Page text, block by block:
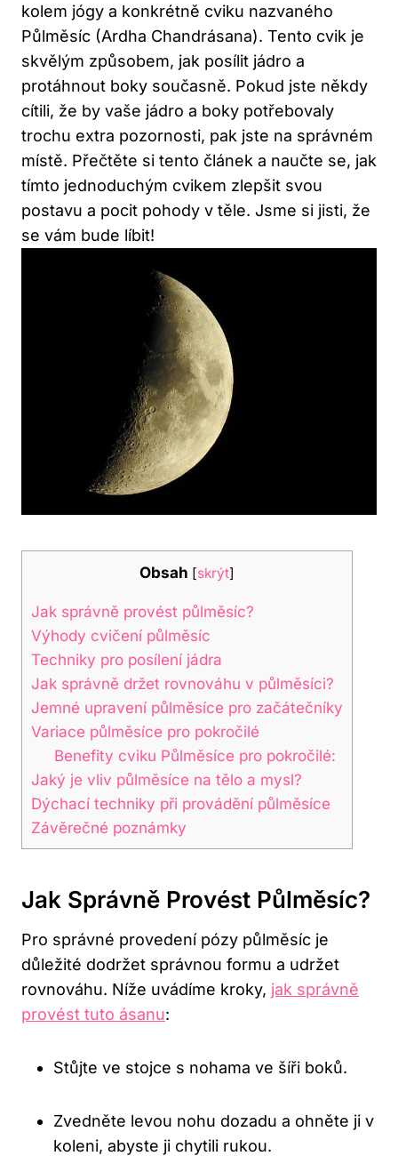
kolem jógy a konkrétně cviku nazvaného
Půlměsíc (Ardha Chandrásana). Tento cvik je
skvělým způsobem, jak posílit jádro a
protáhnout boky současně. Pokud jste někdy
cítili, že by vaše jádro a boky potřebovaly
trochu extra pozornosti, pak jste na správném
místě. Přečtěte si tento článek a naučte se, jak
tímto jednoduchým cvikem zlepšit svou
postavu a pocit pohody v těle. Jsme si jisti, že
se vám bude líbit!
Obsah [skrýt]
Jak správně provést půlměsíc?
Výhody cvičení půlměsíc
Techniky pro posílení jádra
Jak správně držet rovnováhu v půlměsíci?
Jemné upravení půlměsíce pro začátečníky
Variace půlměsíce pro pokročilé
Benefity cviku Půlměsíce pro pokročilé:
Jaký je vliv půlměsíce na tělo a mysl?
Dýchací techniky při provádění půlměsíce
Závěrečné poznámky
Jak Správně Provést Půlměsíc?
Pro správné provedení pózy půlměsíc je
důležité dodržet správnou formu a udržet
rovnováhu. Níže uvádíme kroky, jak správně
provést tuto ásanu:
Stůjte ve stojce s nohama ve šíři boků.
Zvedněte levou nohu dozadu a ohněte ji v
koleni, abyste ji chytili rukou.